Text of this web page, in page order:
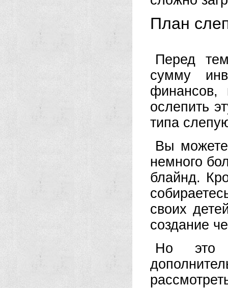
План
Перед
сумму
финансов,
ослепить
типа
Вы можете
немного
блайнд.
своих
создание
Но это